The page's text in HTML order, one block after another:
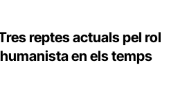
reptes actuals pel rol
en els temps